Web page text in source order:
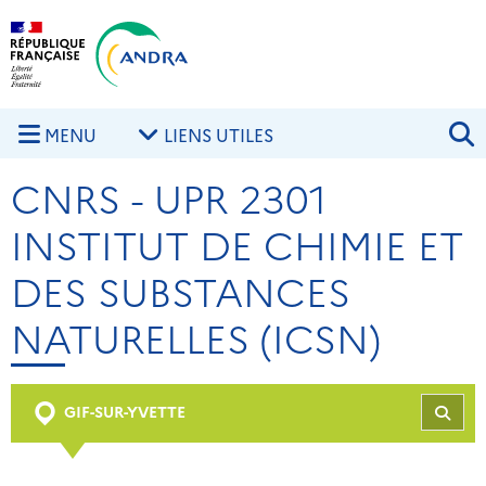
Aller au contenu principal
MENU LIENS UTILES
CNRS - UPR 2301
INSTITUT DE CHIMIE ET
DES SUBSTANCES
NATURELLES (ICSN)
GIF-SUR-YVETTE